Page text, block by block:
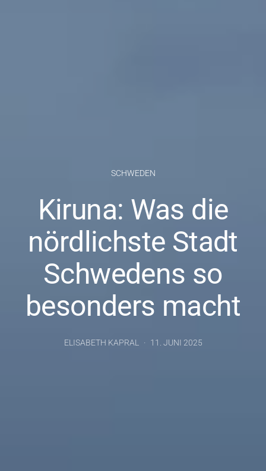
SCHWEDEN
Kiruna: Was die
nördlichste Stadt
Schwedens so
besonders macht
ELISABETH KAPRAL 11. JUNI 2025